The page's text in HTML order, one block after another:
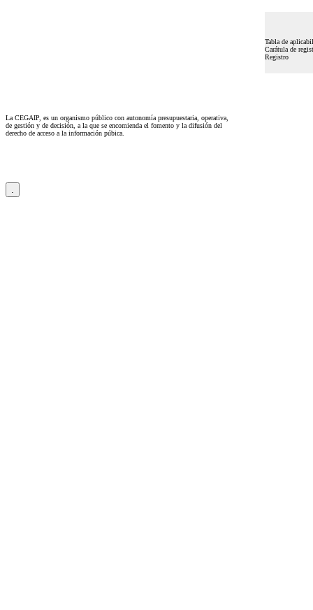
Tabla de
Carátula de
Registro
La CEGAIP, es un organismo público con autonomía presupuestaria, operativa,
de gestión y de decisión, a la que se encomienda el fomento y la difusión del
derecho de acceso a la información púbica.